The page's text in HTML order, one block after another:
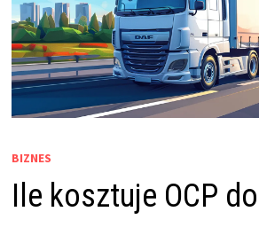
BIZNES
Ile kosztuje OCP